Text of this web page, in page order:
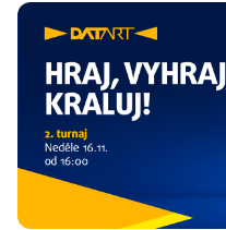
Účastníci
Double-
Všechny zápasy